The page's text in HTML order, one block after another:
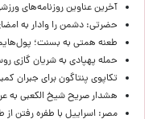
آخرین عناوین روزنامه‌های
حضرتی: دشمن را وادار به
طعنه همتی به بسنت؛
حمله پهپادی به شریان گازی
تکاپوی پنتاگون برای جبران
هشدار صریح شیخ الکعبی به
مصر: اسراییل با طفره رفتن